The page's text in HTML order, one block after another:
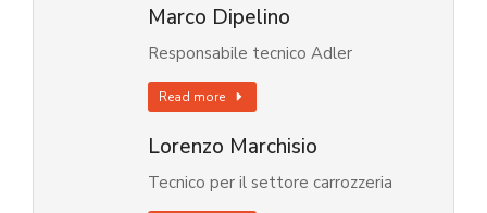
Marco Dipelino
Responsabile tecnico Adler
Read more
Lorenzo Marchisio
Tecnico per il settore carrozzeria